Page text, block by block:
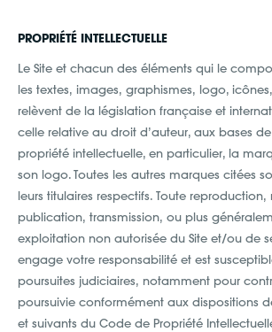
PROPRIÉTÉ INTELLECTUELLE
Le Site et chacun des éléments qui le
les textes, images, graphismes, logo,
relèvent de la législation française et
celle relative au droit d’auteur, aux bases
propriété intellectuelle, en particulier, la
son logo. Toutes les autres marques citées
leurs titulaires respectifs. Toute
publication, transmission, ou plus
exploitation non autorisée du Site et/ou de
engage votre responsabilité et est
poursuites judiciaires, notamment pour
poursuivie conformément aux dispositions
et suivants du Code de Propriété